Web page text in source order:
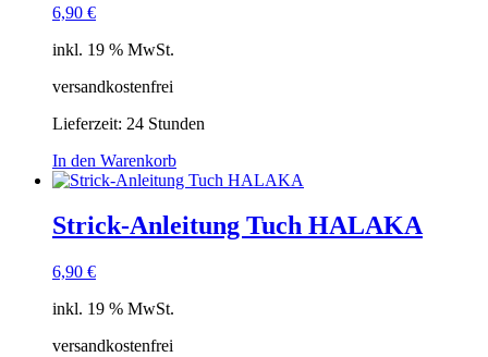
6,90 €
inkl. 19 % MwSt.
versandkostenfrei
Lieferzeit: 24 Stunden
In den Warenkorb
Strick-Anleitung Tuch HALAKA
6,90 €
inkl. 19 % MwSt.
versandkostenfrei